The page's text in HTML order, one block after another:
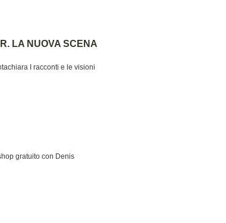
LA NUOVA SCENA
I racconti e le visioni
gratuito con Denis